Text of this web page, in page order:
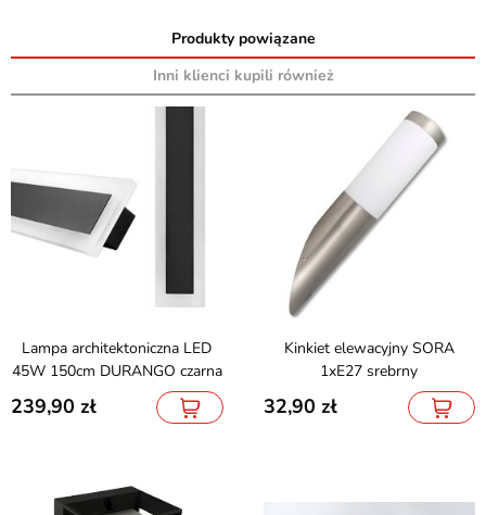
Produkty powiązane
Inni klienci kupili również
Lampa architektoniczna LED
45W 150cm DURANGO czarna
239,90
Kinkiet elewacyjny SORA
1xE27 srebrny
32,90